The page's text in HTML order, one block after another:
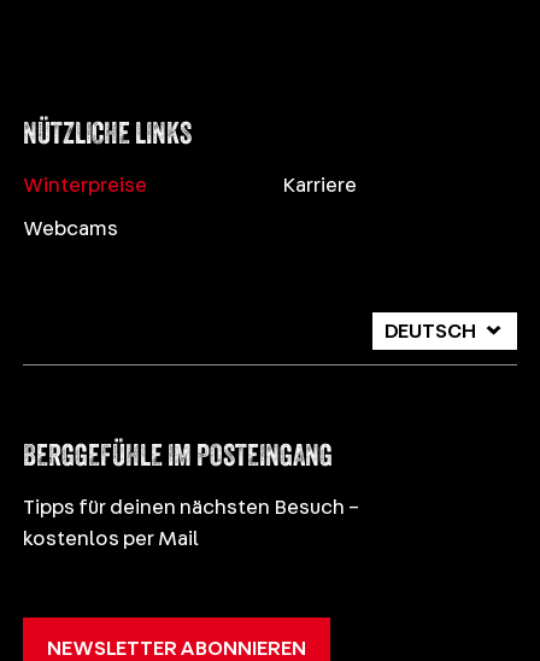
NÜTZLICHE LINKS
Winterpreise
Webcams
Karriere
DEUTSCH
ITALIANO
BERGGEFÜHLE IM POSTEINGANG
Tipps für deinen nächsten Besuch –
kostenlos per Mail
NEWSLETTER ABONNIEREN